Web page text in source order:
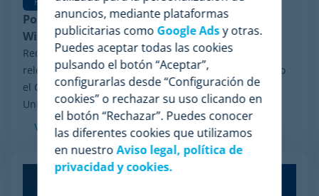
Por qué Minderest es la mejor alternativa a
Wiser en pricing intelligence
Recientemente, ha trascendido en el sector un hito
relevante: el proceso de reorganización financiera bajo
el Chapter 11 iniciado por Wiser Solutions en Estados
Unidos. Aunque esta medida no implica...
Ver más
anuncios, mediante plataformas
publicitarias como Google Adsy otras.
Puedes aceptar todas las cookies
pulsando el botón “Aceptar”,
configurarlas desde “Configuración de
cookies” o rechazar su uso clicando en
el botón “Rechazar”. Puedes conocer
las diferentes cookies que utilizamos
en nuestroAviso legal, política de
privacidad y cookies.